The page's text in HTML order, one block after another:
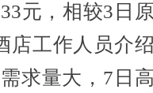
元，相较3日
店工作人员介
求量大，7日